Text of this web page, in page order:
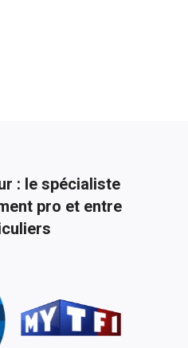
: le spécialiste
pro et entre